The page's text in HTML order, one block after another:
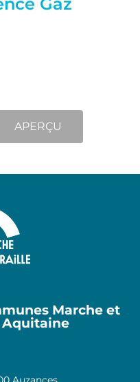
APERÇU
Marche et
Aquitaine